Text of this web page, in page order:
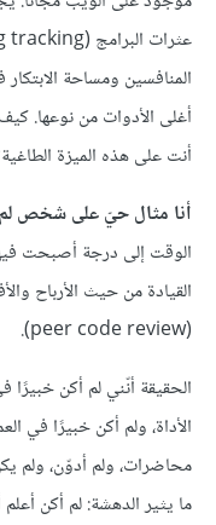
أغلى الأدوات من نوعها.
أنت على هذه الميزة
أنا مثال حيّ على شخص
القيادة من حيث الأرباح
(peer code review).
الحقيقة أنّني لم أكن
الأداة، ولم أكن خبيرًا في
ما يثير الدهشة: لم أكن